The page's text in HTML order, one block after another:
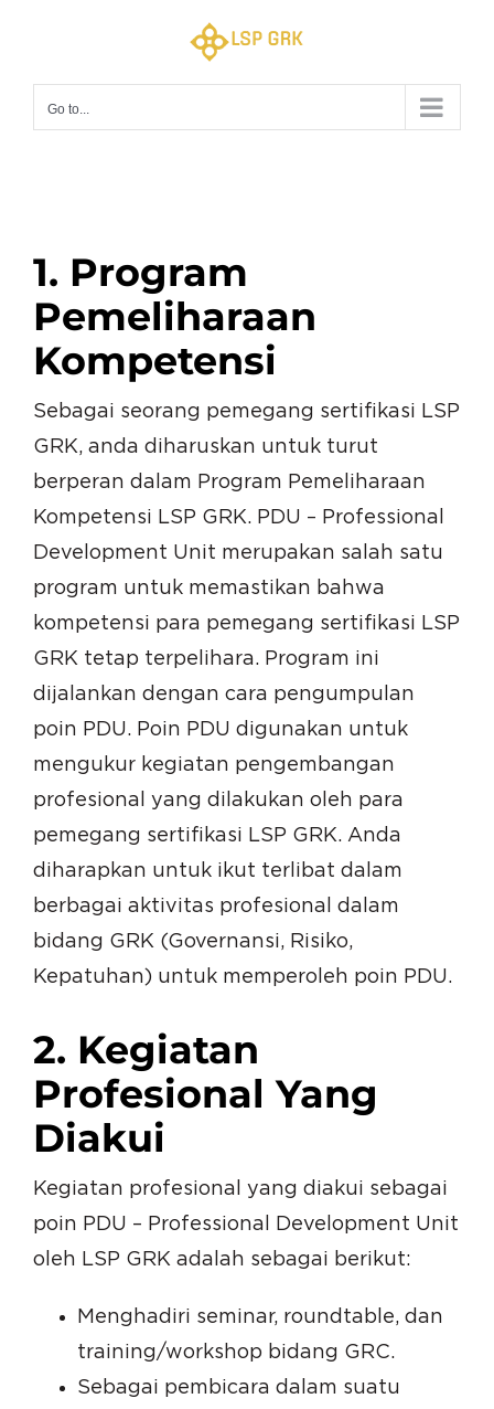
content
Go to...
1. Program
Pemeliharaan
Kompetensi
Sebagai seorang pemegang sertifikasi LSP
GRK, anda diharuskan untuk turut
berperan dalam Program Pemeliharaan
Kompetensi LSP GRK. PDU – Professional
Development Unit merupakan salah satu
program untuk memastikan bahwa
kompetensi para pemegang sertifikasi LSP
GRK tetap terpelihara. Program ini
dijalankan dengan cara pengumpulan
poin PDU. Poin PDU digunakan untuk
mengukur kegiatan pengembangan
profesional yang dilakukan oleh para
pemegang sertifikasi LSP GRK. Anda
diharapkan untuk ikut terlibat dalam
berbagai aktivitas profesional dalam
bidang GRK (Governansi, Risiko,
Kepatuhan) untuk memperoleh poin PDU.
2. Kegiatan
Profesional Yang
Diakui
Kegiatan profesional yang diakui sebagai
poin PDU – Professional Development Unit
oleh LSP GRK adalah sebagai berikut:
Menghadiri seminar, roundtable, dan
training/workshop bidang GRC.
Sebagai pembicara dalam suatu